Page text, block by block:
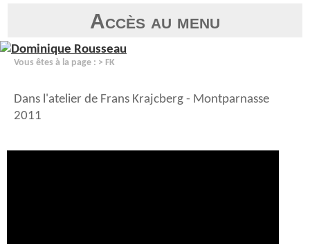
Accès au menu
Vous êtes à la page : > FK
Dans l'atelier de Frans Krajcberg - Montparnasse
2011